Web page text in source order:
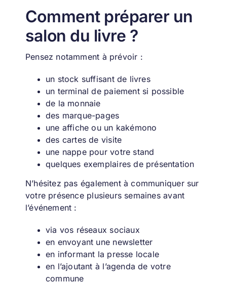
Comment préparer un
salon du livre ?
Pensez notamment à prévoir :
un stock suffisant de livres
un terminal de paiement si possible
de la monnaie
des marque-pages
une affiche ou un kakémono
des cartes de visite
une nappe pour votre stand
quelques exemplaires de présentation
N’hésitez pas également à communiquer sur
votre présence plusieurs semaines avant
l’événement :
via vos réseaux sociaux
en envoyant une newsletter
en informant la presse locale
en l’ajoutant à l’agenda de votre
commune